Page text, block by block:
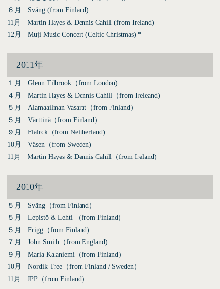
６月 Sväng (from Finland)
11月 Martin Hayes & Dennis Cahill (from Ireland)
12月 Muji Music Concert (Celtic Christmas) *
2011年
１月 Glenn Tilbrook（from London)
４月 Martin Hayes & Dennis Cahill（from Ireleand)
５月 Alamaailman Vasarat（from Finland）
５月 Värttinä（from Finland）
９月 Flairck（from Neitherland)
10月 Väsen（from Sweden)
11月 Martin Hayes & Dennis Cahill（from Ireland)
2010年
５月 Sväng（from Finland）
５月 Lepistö & Lehti （from Finland)
５月 Frigg（from Finland)
７月 John Smith（from England)
９月 Maria Kalaniemi（from Finland）
10月 Nordik Tree（from Finland / Sweden）
11月 JPP（from Finland）